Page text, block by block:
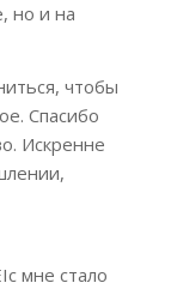
но и на
чтобы
Спасибо
Искренне
мне стало